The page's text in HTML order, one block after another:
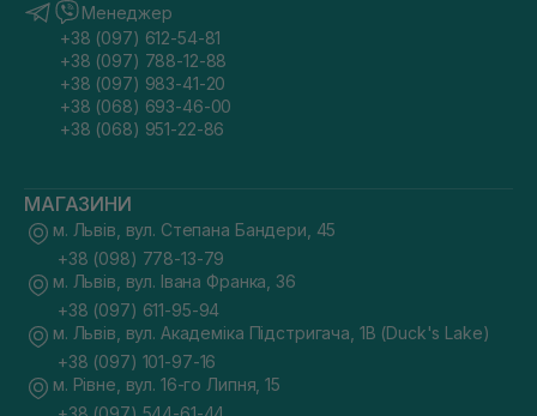
Менеджер
+38 (097) 612-54-81
+38 (097) 788-12-88
+38 (097) 983-41-20
+38 (068) 693-46-00
+38 (068) 951-22-86
МАГАЗИНИ
м. Львів, вул. Степана Бандери, 45
+38 (098) 778-13-79
м. Львів, вул. Івана Франка, 36
+38 (097) 611-95-94
м. Львів, вул. Академіка Підстригача, 1В (Duck's Lake)
+38 (097) 101-97-16
м. Рівне, вул. 16-го Липня, 15